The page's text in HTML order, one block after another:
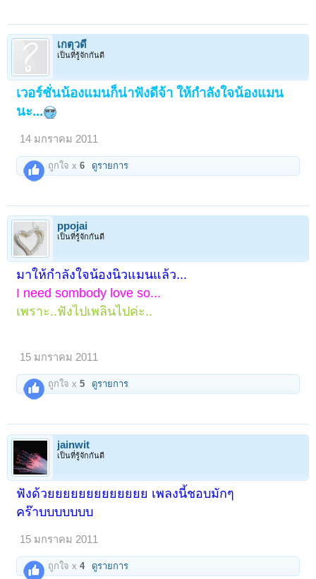
เกตุวดี
เป็นที่รู้จักกันดี
เวอร์ชั่นน้องแมนก็น่าฟังดีจ้า ให้กำลังใจน้องแมน
นะ...
14 มกราคม 2011
ถูกใจ x6 ดูรายการ
ppojai
เป็นที่รู้จักกันดี
มาให้กำลังใจน้องนิวแมนแล้ว...
I need sombody love so...
เพราะ..ฟังไปเพลินไปค่ะ..
15 มกราคม 2011
ถูกใจ x5 ดูรายการ
jainwit
เป็นที่รู้จักกันดี
ฟังด้วยยยยยยยยยยยยย เพลงนี้ชอบมักๆ
คร๊าบบบบบบบ
15 มกราคม 2011
ถูกใจ x4 ดูรายการ